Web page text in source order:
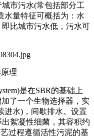
市污水(常包括部分工
水量特征可概括为：水
比城市污水低，污水可
理
是在SBR的基础上
了一个生物选择器，实
进水)，间歇排水。设置
絮凝性细菌，其容积约
过程遵循活性污泥的基